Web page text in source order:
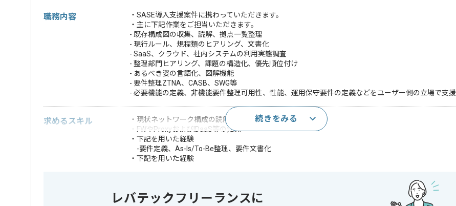
職務内容
・SASE導入支援案件に携わっていただきます。
・主に下記作業をご担当いただきます。
- 既存構成図の収集、読解、拠点一覧整理
- 現行ルール、規程類のヒアリング、文書化
- SaaS、クラウド、社内システムの利用実態調査
- 整理部門ヒアリング、課題の構造化、優先順位付け
- あるべき姿の言語化、図解機能
- 要件整理ZTNA、CASB、SWG等
- 必要機能の定義、非機能要件整理可用性、性能、運用保守要件の定義などをユーザー側の立場で支援
求めるスキル
・現状ネットワーク構成の読解設計経験
・FWやProxyおよびIDaaS等の知見
・下記を用いた経験
-要件定義、As-Is/To-Be整理、要件文書化
・下記を用いた経験
歓迎スキル
・クラウドのID管理やネットワーク構成に関する知見
・ISMSやPマークおよびサイバーセキュリティ基本法といったコンプライアンス知見
続きをみる
レバテックフリーランスに